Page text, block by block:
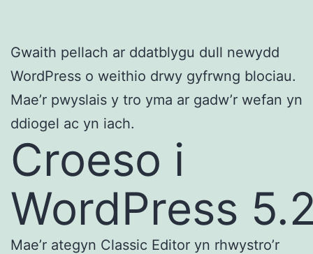
Gwaith pellach ar ddatblygu dull newydd
WordPress o weithio drwy gyfrwng blociau.
Mae’r pwyslais y tro yma ar gadw’r wefan yn
ddiogel ac yn iach.
Croeso i
WordPress
Mae’r ategyn Classic Editor yn rhwystro’r